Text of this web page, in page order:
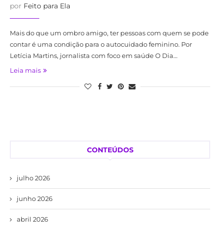
por Feito para Ela
Mais do que um ombro amigo, ter pessoas com quem se pode
contar é uma condição para o autocuidado feminino. Por
Letícia Martins, jornalista com foco em saúde O Dia…
Leia mais
CONTEÚDOS
julho 2026
junho 2026
abril 2026